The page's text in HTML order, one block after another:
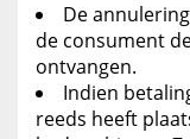
De
de consument
ontvangen.
Indien
reeds heeft